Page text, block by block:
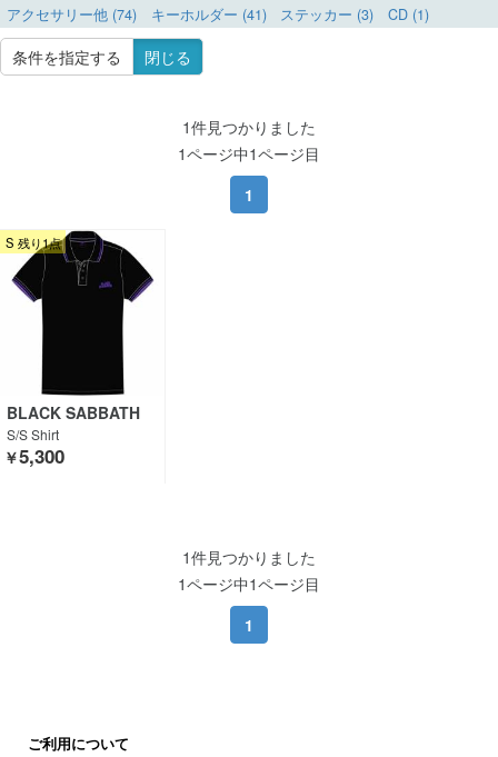
アクセサリー他 (74)
キーホルダー (41) ステッカー (3) CD (1)
条件を指定する 閉じる
1件見つかりました
1ページ中1ページ目
1
S 残り1点
BLACK SABBATH
S/S Shirt
￥5,300
1件見つかりました
1ページ中1ページ目
1
ご利用について